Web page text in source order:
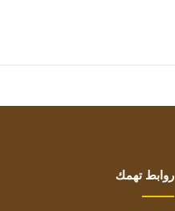
روابط تهمك